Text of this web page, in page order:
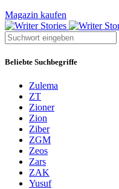
Magazin kaufen
Beliebte Suchbegriffe
Zulema
ZT
Zioner
Zion
Ziber
ZGM
Zeos
Zars
ZAK
Yusuf